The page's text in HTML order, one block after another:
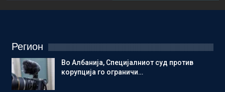
Регион
Во Албанија, Специјалниот суд против
корупција го ограничи…